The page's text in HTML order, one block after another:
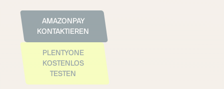
AMAZONPAY
KONTAKTIEREN
PLENTYONE
KOSTENLOS
TESTEN